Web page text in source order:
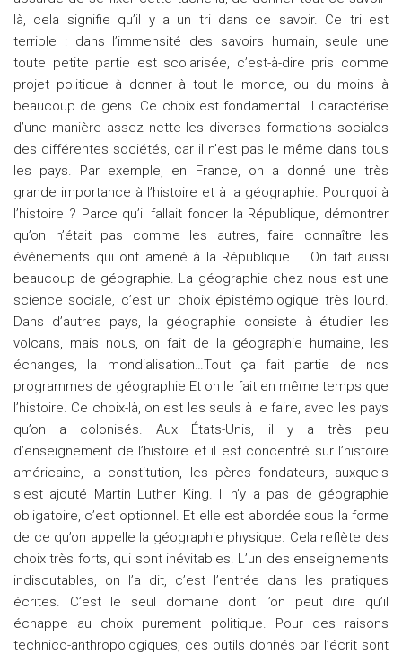
là, cela signifie qu’il y a un tri dans ce savoir. Ce tri est
terrible : dans l’immensité des savoirs humain, seule une
toute petite partie est scolarisée, c’est-à-dire pris comme
projet politique à donner à tout le monde, ou du moins à
beaucoup de gens. Ce choix est fondamental. Il caractérise
d’une manière assez nette les diverses formations sociales
des différentes sociétés, car il n’est pas le même dans tous
les pays. Par exemple, en France, on a donné une très
grande importance à l’histoire et à la géographie. Pourquoi à
l’histoire ? Parce qu’il fallait fonder la République, démontrer
qu’on n’était pas comme les autres, faire connaître les
événements qui ont amené à la République … On fait aussi
beaucoup de géographie. La géographie chez nous est une
science sociale, c’est un choix épistémologique très lourd.
Dans d’autres pays, la géographie consiste à étudier les
volcans, mais nous, on fait de la géographie humaine, les
échanges, la mondialisation…Tout ça fait partie de nos
programmes de géographie Et on le fait en même temps que
l’histoire. Ce choix-là, on est les seuls à le faire, avec les pays
qu’on a colonisés. Aux États-Unis, il y a très peu
d’enseignement de l’histoire et il est concentré sur l’histoire
américaine, la constitution, les pères fondateurs, auxquels
s’est ajouté Martin Luther King. Il n’y a pas de géographie
obligatoire, c’est optionnel. Et elle est abordée sous la forme
de ce qu’on appelle la géographie physique. Cela reflète des
choix très forts, qui sont inévitables. L’un des enseignements
indiscutables, on l’a dit, c’est l’entrée dans les pratiques
écrites. C’est le seul domaine dont l’on peut dire qu’il
échappe au choix purement politique. Pour des raisons
technico-anthropologiques, ces outils donnés par l’écrit sont